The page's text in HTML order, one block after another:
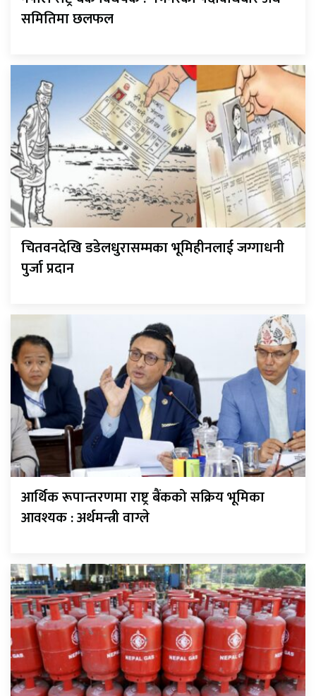
समितिमा छलफल
चितवनदेखि डडेलधुरासम्मका भूमिहीनलाई जग्गाधनी
पुर्जा प्रदान
आर्थिक रूपान्तरणमा राष्ट्र बैंकको सक्रिय भूमिका
आवश्यक : अर्थमन्त्री वाग्ले